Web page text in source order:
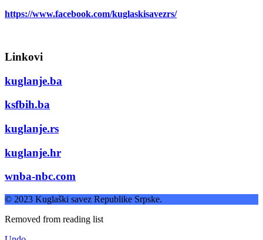
https://www.facebook.com/kuglaskisavezrs/
Linkovi
kuglanje.ba
ksfbih.ba
kuglanje.rs
kuglanje.hr
wnba-nbc.com
© 2023 Kuglaški savez Republike Srpske.
Removed from reading list